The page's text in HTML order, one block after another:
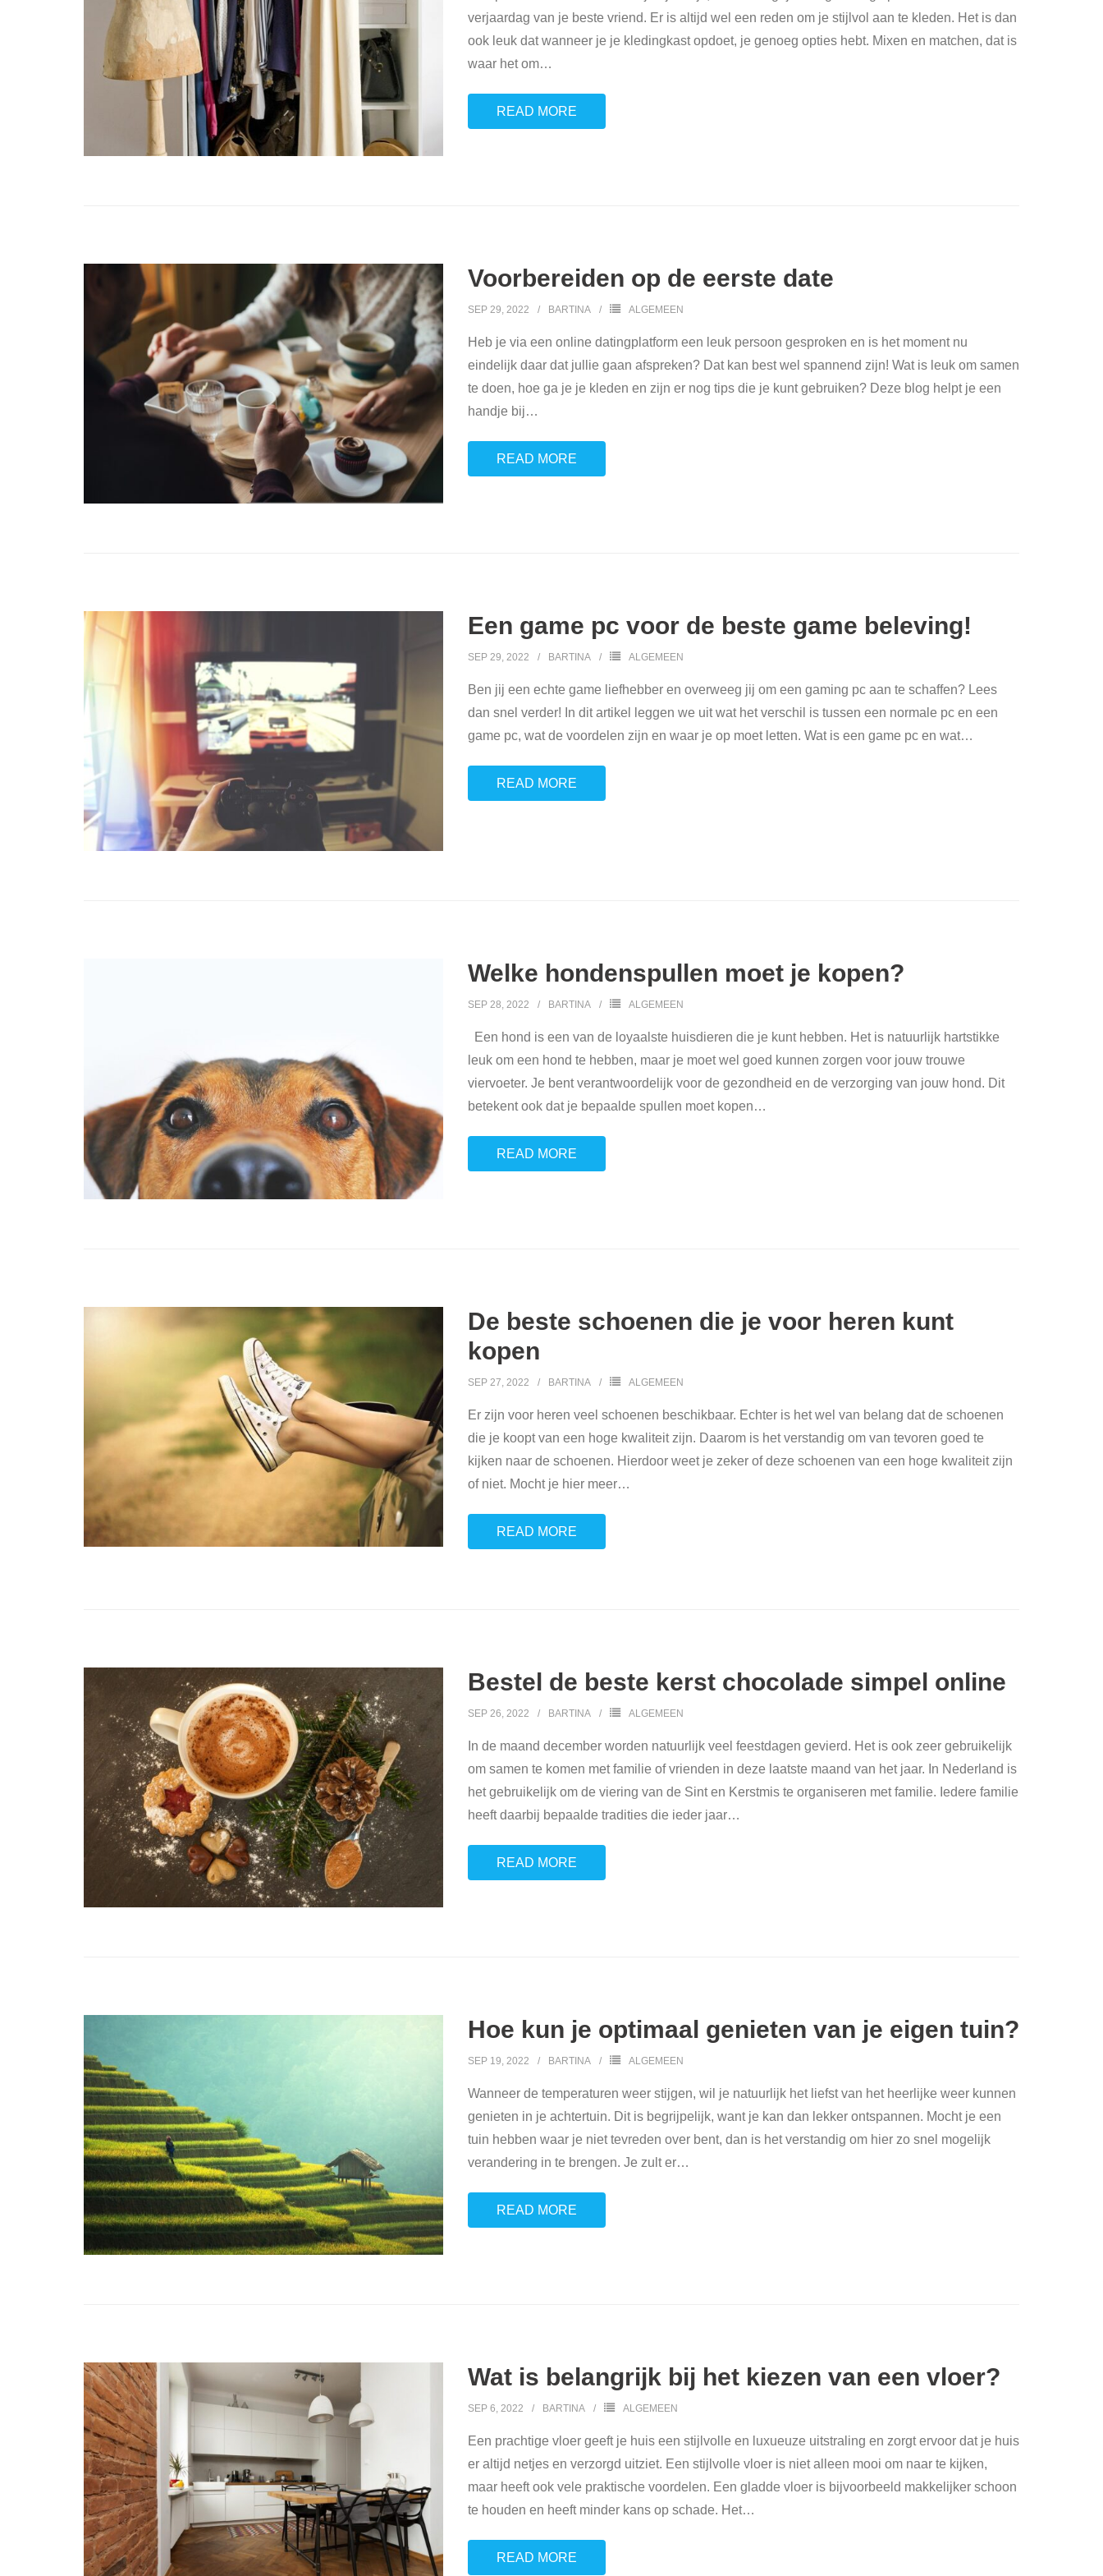
verjaardag van je beste vriend. Er is altijd wel een reden om je stijlvol aan te kleden. Het is dan
ook leuk dat wanneer je je kledingkast opdoet, je genoeg opties hebt. Mixen en matchen, dat is
waar het om…
READ MORE
Voorbereiden op de eerste date
SEP 29, 2022 BARTINA ALGEMEEN
Heb je via een online datingplatform een leuk persoon gesproken en is het moment nu
eindelijk daar dat jullie gaan afspreken? Dat kan best wel spannend zijn! Wat is leuk om samen
te doen, hoe ga je je kleden en zijn er nog tips die je kunt gebruiken? Deze blog helpt je een
handje bij…
READ MORE
Een game pc voor de beste game beleving!
SEP 29, 2022 BARTINA ALGEMEEN
Ben jij een echte game liefhebber en overweeg jij om een gaming pc aan te schaffen? Lees
dan snel verder! In dit artikel leggen we uit wat het verschil is tussen een normale pc en een
game pc, wat de voordelen zijn en waar je op moet letten. Wat is een game pc en wat…
READ MORE
Welke hondenspullen moet je kopen?
SEP 28, 2022 BARTINA ALGEMEEN
Een hond is een van de loyaalste huisdieren die je kunt hebben. Het is natuurlijk hartstikke
leuk om een hond te hebben, maar je moet wel goed kunnen zorgen voor jouw trouwe
viervoeter. Je bent verantwoordelijk voor de gezondheid en de verzorging van jouw hond. Dit
betekent ook dat je bepaalde spullen moet kopen…
READ MORE
De beste schoenen die je voor heren kunt
kopen
SEP 27, 2022 BARTINA ALGEMEEN
Er zijn voor heren veel schoenen beschikbaar. Echter is het wel van belang dat de schoenen
die je koopt van een hoge kwaliteit zijn. Daarom is het verstandig om van tevoren goed te
kijken naar de schoenen. Hierdoor weet je zeker of deze schoenen van een hoge kwaliteit zijn
of niet. Mocht je hier meer…
READ MORE
Bestel de beste kerst chocolade simpel online
SEP 26, 2022 BARTINA ALGEMEEN
In de maand december worden natuurlijk veel feestdagen gevierd. Het is ook zeer gebruikelijk
om samen te komen met familie of vrienden in deze laatste maand van het jaar. In Nederland is
het gebruikelijk om de viering van de Sint en Kerstmis te organiseren met familie. Iedere familie
heeft daarbij bepaalde tradities die ieder jaar…
READ MORE
Hoe kun je optimaal genieten van je eigen tuin?
SEP 19, 2022 BARTINA ALGEMEEN
Wanneer de temperaturen weer stijgen, wil je natuurlijk het liefst van het heerlijke weer kunnen
genieten in je achtertuin. Dit is begrijpelijk, want je kan dan lekker ontspannen. Mocht je een
tuin hebben waar je niet tevreden over bent, dan is het verstandig om hier zo snel mogelijk
verandering in te brengen. Je zult er…
READ MORE
Wat is belangrijk bij het kiezen van een vloer?
SEP 6, 2022 BARTINA ALGEMEEN
Een prachtige vloer geeft je huis een stijlvolle en luxueuze uitstraling en zorgt ervoor dat je huis
er altijd netjes en verzorgd uitziet. Een stijlvolle vloer is niet alleen mooi om naar te kijken,
maar heeft ook vele praktische voordelen. Een gladde vloer is bijvoorbeeld makkelijker schoon
te houden en heeft minder kans op schade. Het…
READ MORE